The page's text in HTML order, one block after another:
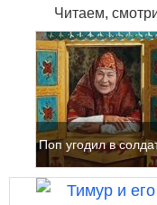
Читаем,
Поп угодил в